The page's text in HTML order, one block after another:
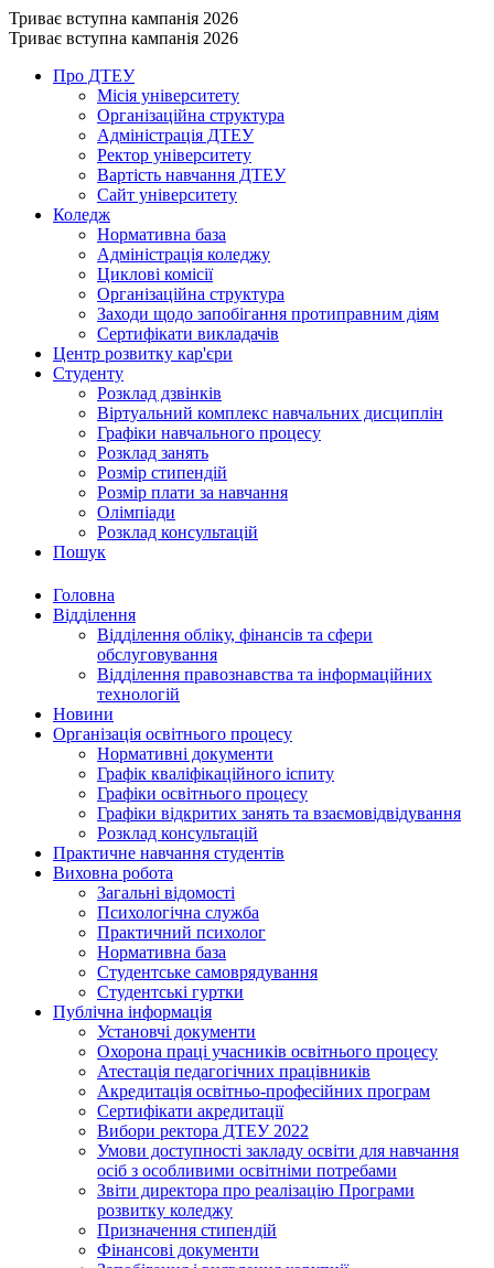
Триває вступна кампанія 2026
Триває вступна кампанія 2026
Про ДТЕУ
Місія університету
Організаційна структура
Адміністрація ДТЕУ
Ректор університету
Вартість навчання ДТЕУ
Сайт університету
Коледж
Нормативна база
Адміністрація коледжу
Циклові комісії
Організаційна структура
Заходи щодо запобігання протиправним діям
Сертифікати викладачів
Центр розвитку кар'єри
Студенту
Розклад дзвінків
Віртуальний комплекс навчальних дисциплін
Графіки навчального процесу
Розклад занять
Розмір стипендій
Розмір плати за навчання
Олімпіади
Розклад консультацій
Пошук
Головна
Відділення
Відділення обліку, фінансів та сфери
обслуговування
Відділення правознавства та інформаційних
технологій
Новини
Організація освітнього процесу
Нормативні документи
Графік кваліфікаційного іспиту
Графіки освітнього процесу
Графіки відкритих занять та взаємовідвідування
Розклад консультацій
Практичне навчання студентів
Виховна робота
Загальні відомості
Психологічна служба
Практичний психолог
Нормативна база
Студентське самоврядування
Студентські гуртки
Публічна інформація
Установчі документи
Охорона праці учасників освітнього процесу
Атестація педагогічних працівників
Акредитація освітньо-професійних програм
Сертифікати акредитації
Вибори ректора ДТЕУ 2022
Умови доступності закладу освіти для навчання
осіб з особливими освітніми потребами
Звіти директора про реалізацію Програми
розвитку коледжу
Призначення стипендій
Фінансові документи